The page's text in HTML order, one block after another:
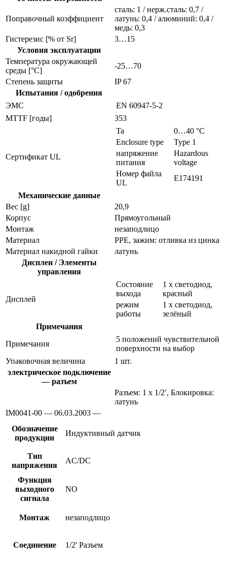
Поправочный коэффициент
сталь: 1 / нерж.сталь: 0,7 /
латунь: 0,4 / алюминий: 0,4 /
медь: 0,3
Гистерезис [% от Sr]
3…15
Условия эксплуатации
Температура окружающей
среды [°C]
-25…70
Степень защиты
IP 67
Испытания / одобрения
ЭMC
EN 60947-5-2
MTTF [годы]
353
Сертификат UL
Ta
0…40 °C
Enclosure type
Type 1
напряжение
питания
Hazardous
voltage
Номер файла
UL
E174191
Механические данные
Вес [g]
20,9
Корпус
Прямоугольный
Монтаж
незаподлицо
Материал
PPE, зажим: отливка из цинка
Материал накидной гайки
латунь
Дисплеи / Элементы
управления
Дисплей
Состояние
выхода
1 x светодиод,
красный
режим
работы
1 x светодиод,
зелёный
Примечания
Примечания
5 положений чувствительной
поверхности на выбор
Упаковочная величина
1 шт.
электрическое подключение
— разъем
Разъем: 1 x 1/2′, Блокировка:
латунь
IM0041-00 — 06.03.2003 —
Обозначение
продукции
Индуктивный датчик
Тип
напряжения
AC/DC
Функция
выходного
сигнала
NO
Монтаж незаподлицо
Соединение 1/2' Разъем